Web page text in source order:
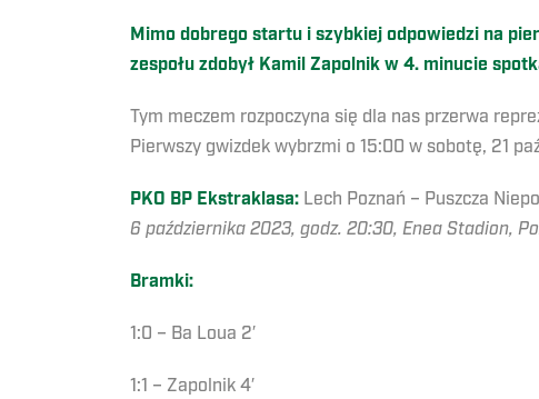
Mimo dobrego startu i szybkiej odpowiedzi na
zespołu zdobył Kamil Zapolnik w 4. minucie
Tym meczem rozpoczyna się dla nas przerwa
Pierwszy gwizdek wybrzmi o 15:00 w sobotę, 21
PKO BP Ekstraklasa: Lech Poznań – Puszcza
6 października 2023, godz. 20:30, Enea Stadion,
Bramki:
1:0 – Ba Loua 2′
1:1 – Zapolnik 4′